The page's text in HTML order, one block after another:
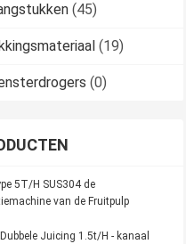
(45)
(19)
(0)
5T/H SUS304 de
van de Fruitpulp
Juicing 1.5t/H - kanaal